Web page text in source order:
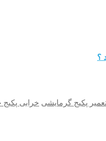
؟
پکیج گرمایشی خرابی پکیج